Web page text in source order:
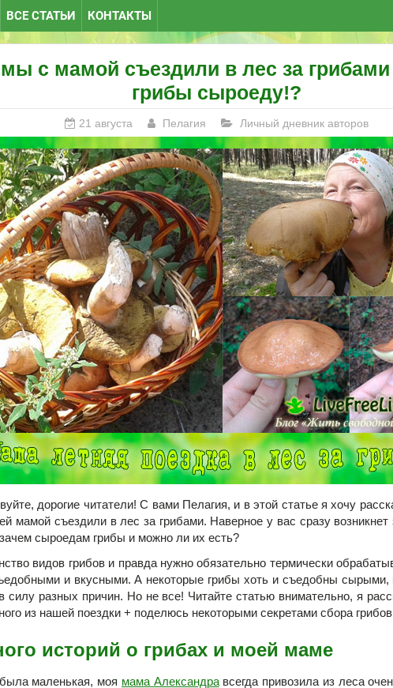
ВСЕ СТАТЬИ КОНТАКТЫ
с мамой съездили в лес за грибами
грибы сыроеду!?
21 августа Пелагия Личный дневник авторов
дорогие читатели! С вами Пелагия, и в этой статье я хочу
мамой съездили в лес за грибами. Наверное у вас сразу возникнет
сыроедам грибы и можно ли их есть?
видов грибов и правда нужно обязательно термически
и вкусными. А некоторые грибы хоть и съедобны
силу разных причин. Но не все! Читайте статью внимательно, я
из нашей поездки + поделюсь некоторыми секретами сбора
историй о грибах и моей маме
маленькая, моя мама Александравсегда привозила из леса